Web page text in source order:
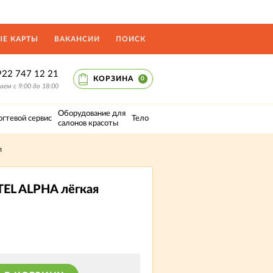
КАРТЫ ВАКАНСИИ ПОИСК
747 12 21
с 9:00 до 18:00
КОРЗИНА 0
сервис
Оборудование для
салонов красоты
Тело
ALPHA лёгкая